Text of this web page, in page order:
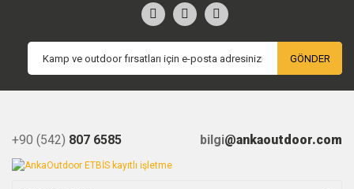
GÖNDER
+90 (542) 807 6585 bilgi@ankaoutdoor.com